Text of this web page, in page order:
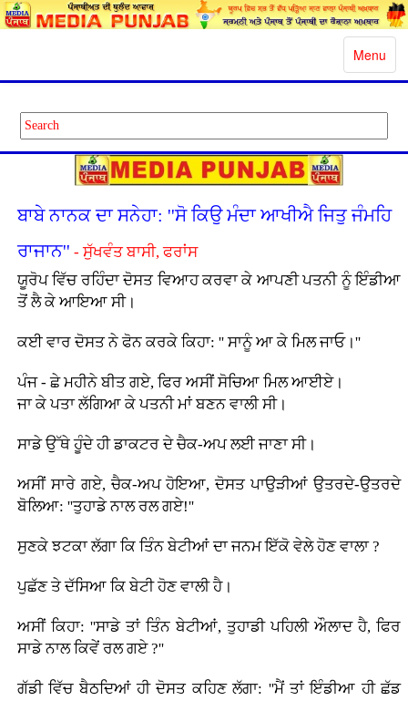
Toggle
Menu
ਬਾਬੇ ਨਾਨਕ ਦਾ ਸਨੇਹਾ: ''ਸੋ ਕਿਉ ਮੰਦਾ ਆਖੀਐ ਜਿਤੁ ਜੰਮਹਿ
ਰਾਜਾਨ'' - ਸੁੱਖਵੰਤ ਬਾਸੀ, ਫਰਾਂਸ
ਯੂਰੋਪ ਵਿੱਚ ਰਹਿੰਦਾ ਦੋਸਤ ਵਿਆਹ ਕਰਵਾ ਕੇ ਆਪਣੀ ਪਤਨੀ ਨੂੰ ਇੰਡੀਆ
ਤੋਂ ਲੈ ਕੇ ਆਇਆ ਸੀ।
ਕਈ ਵਾਰ ਦੋਸਤ ਨੇ ਫੋਨ ਕਰਕੇ ਕਿਹਾ: '' ਸਾਨੂੰ ਆ ਕੇ ਮਿਲ ਜਾਓ।''
ਪੰਜ - ਛੇ ਮਹੀਨੇ ਬੀਤ ਗਏ, ਫਿਰ ਅਸੀਂ ਸੋਚਿਆ ਮਿਲ ਆਈਏ।
ਜਾ ਕੇ ਪਤਾ ਲੱਗਿਆ ਕੇ ਪਤਨੀ ਮਾਂ ਬਣਨ ਵਾਲੀ ਸੀ।
ਸਾਡੇ ਉੱਥੇ ਹੂੰਦੇ ਹੀ ਡਾਕਟਰ ਦੇ ਚੈਕ-ਅਪ ਲਈ ਜਾਣਾ ਸੀ।
ਅਸੀਂ ਸਾਰੇ ਗਏ, ਚੈਕ-ਅਪ ਹੋਇਆ, ਦੋਸਤ ਪਾਉੜੀਆਂ ਉਤਰਦੇ-ਉਤਰਦੇ
ਬੋਲਿਆ: ''ਤੁਹਾਡੇ ਨਾਲ ਰਲ ਗਏ!''
ਸੁਣਕੇ ਝਟਕਾ ਲੱਗਾ ਕਿ ਤਿੰਨ ਬੇਟੀਆਂ ਦਾ ਜਨਮ ਇੱਕੋ ਵੇਲੇ ਹੋਣ ਵਾਲਾ ?
ਪੁਛੱਣ ਤੇ ਦੱਸਿਆ ਕਿ ਬੇਟੀ ਹੋਣ ਵਾਲੀ ਹੈ।
ਅਸੀਂ ਕਿਹਾ: ''ਸਾਡੇ ਤਾਂ ਤਿੰਨ ਬੇਟੀਆਂ, ਤੁਹਾਡੀ ਪਹਿਲੀ ਔਲਾਦ ਹੈ, ਫਿਰ
ਸਾਡੇ ਨਾਲ ਕਿਵੇਂ ਰਲ ਗਏ ?''
ਗੱਡੀ ਵਿੱਚ ਬੈਠਦਿਆਂ ਹੀ ਦੋਸਤ ਕਹਿਣ ਲੱਗਾ: ''ਮੈਂ ਤਾਂ ਇੰਡੀਆ ਹੀ ਛੱਡ